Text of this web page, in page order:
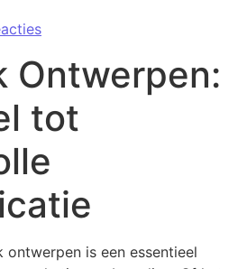
Ontwerpen:
tot
ontwerpen is een essentieel